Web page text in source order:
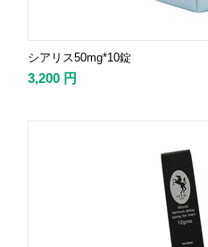
シアリス50mg*10錠
3,200 円